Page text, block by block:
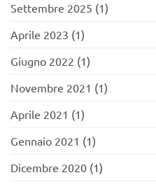
Settembre 2025 (1)
Aprile 2023 (1)
Giugno 2022 (1)
Novembre 2021 (1)
Aprile 2021 (1)
Gennaio 2021 (1)
Dicembre 2020 (1)